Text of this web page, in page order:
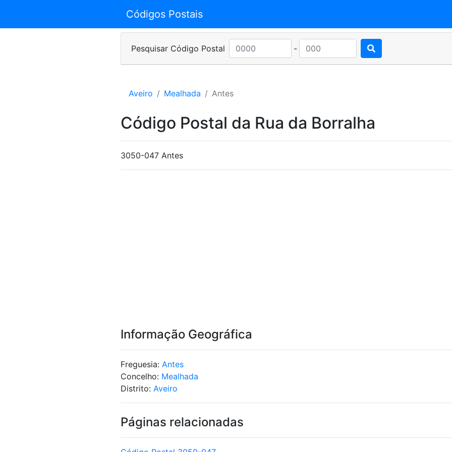
Códigos Postais
Pesquisar Código Postal -
Aveiro Mealhada Antes
Código Postal da Rua da Borralha
3050-047 Antes
Informação Geográfica
Freguesia: Antes
Concelho: Mealhada
Distrito: Aveiro
Páginas relacionadas